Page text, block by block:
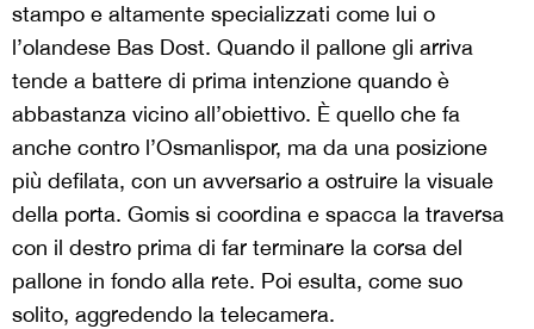
stampo e altamente specializzati come lui o
l’olandese Bas Dost. Quando il pallone gli arriva
tende a battere di prima intenzione quando è
abbastanza vicino all’obiettivo. È quello che fa
anche contro l’Osmanlispor, ma da una posizione
più defilata, con un avversario a ostruire la visuale
della porta. Gomis si coordina e spacca la traversa
con il destro prima di far terminare la corsa del
pallone in fondo alla rete. Poi esulta, come suo
solito, aggredendo la telecamera.